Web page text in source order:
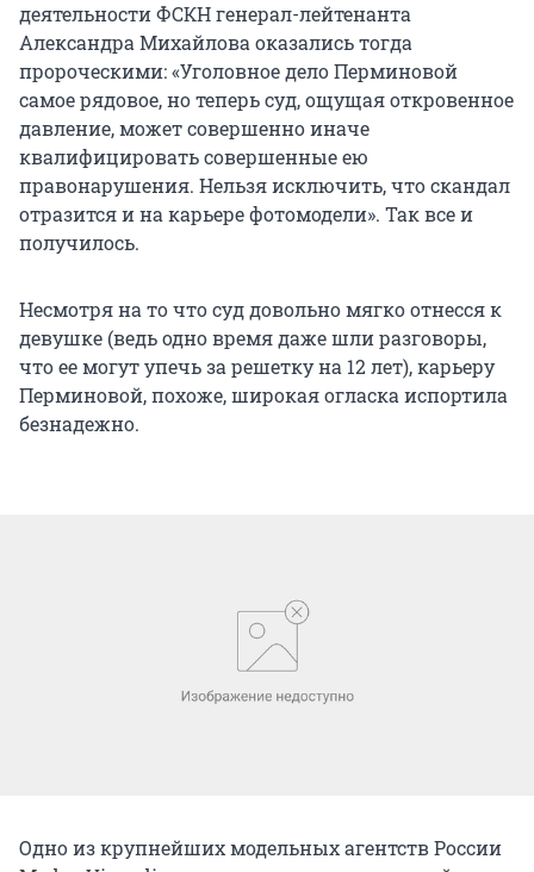
деятельности ФСКН генерал-лейтенанта
Александра Михайлова оказались тогда
пророческими: «Уголовное дело Перминовой
самое рядовое, но теперь суд, ощущая откровенное
давление, может совершенно иначе
квалифицировать совершенные ею
правонарушения. Нельзя исключить, что скандал
отразится и на карьере фотомодели». Так все и
получилось.
Несмотря на то что суд довольно мягко отнесся к
девушке (ведь одно время даже шли разговоры,
что ее могут упечь за решетку на 12 лет), карьеру
Перминовой, похоже, широкая огласка испортила
безнадежно.
Одно из крупнейших модельных агентств России